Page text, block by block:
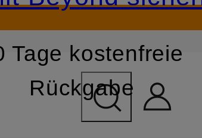
Tage kostenfreie
Rückgabe